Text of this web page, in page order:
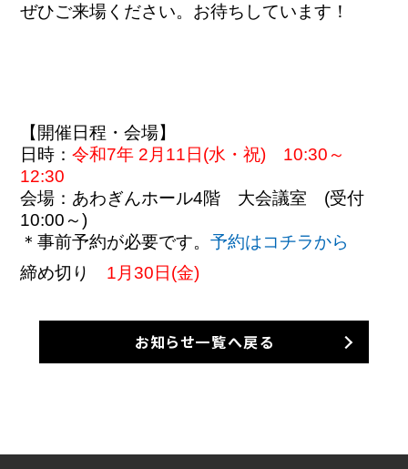
ぜひご来場ください。お待ちしています！
【開催日程・会場】
日時：令和7年 2月11日(水・祝) 10:30～
12:30
会場：あわぎんホール4階 大会議室 (受付
10:00～)
＊事前予約が必要です。予約はコチラから
締め切り 1月30日(金)
お知らせ一覧へ戻る